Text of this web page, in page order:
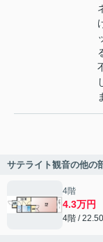
サテライト観音の他の
4階
4.3万円
4階 /